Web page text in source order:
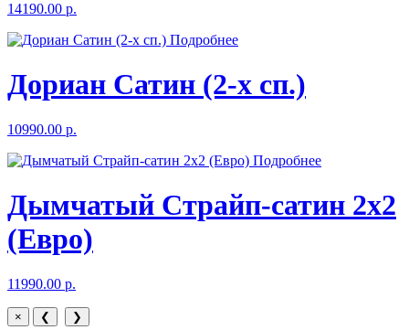
14190.00 р.
Подробнее
Дориан Сатин (2-х сп.)
10990.00 р.
Подробнее
Дымчатый Страйп-сатин 2x2
(Евро)
11990.00 р.
× ❮ ❯